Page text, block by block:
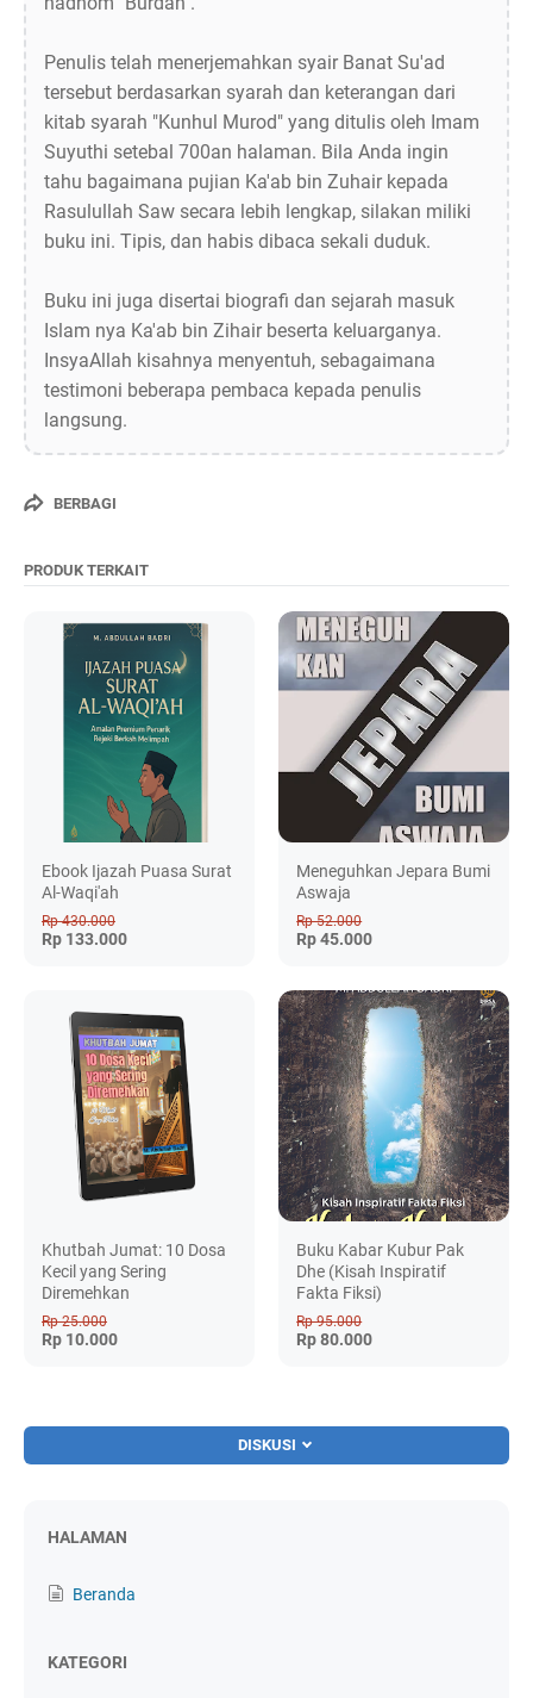
Penulis telah menerjemahkan syair Banat Su'ad
tersebut berdasarkan syarah dan keterangan dari
kitab syarah "Kunhul Murod" yang ditulis oleh Imam
Suyuthi setebal 700an halaman. Bila Anda ingin
tahu bagaimana pujian Ka'ab bin Zuhair kepada
Rasulullah Saw secara lebih lengkap, silakan miliki
buku ini. Tipis, dan habis dibaca sekali duduk.
Buku ini juga disertai biografi dan sejarah masuk
Islam nya Ka'ab bin Zihair beserta keluarganya.
InsyaAllah kisahnya menyentuh, sebagaimana
testimoni beberapa pembaca kepada penulis
langsung.
BERBAGI
PRODUK TERKAIT
Ebook Ijazah Puasa Surat
Al-Waqi'ah
Rp 430.000
Rp 133.000
Meneguhkan Jepara Bumi
Aswaja
Rp 52.000
Rp 45.000
Khutbah Jumat: 10 Dosa
Kecil yang Sering
Diremehkan
Rp 25.000
Rp 10.000
Buku Kabar Kubur Pak
Dhe (Kisah Inspiratif
Fakta Fiksi)
Rp 95.000
Rp 80.000
DISKUSI
HALAMAN
Beranda
KATEGORI